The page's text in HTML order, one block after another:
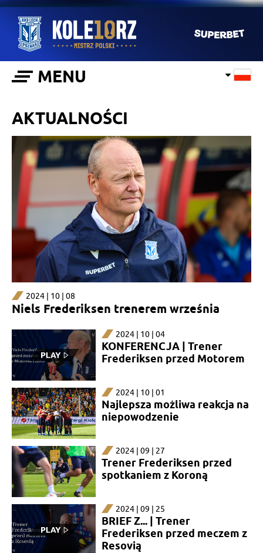
MENU
AKTUALNOŚCI
2024 | 10 | 08
Niels Frederiksen trenerem września
2024 | 10 | 04
KONFERENCJA | Trener
Frederiksen przed Motorem
2024 | 10 | 01
Najlepsza możliwa reakcja na
niepowodzenie
2024 | 09 | 27
Trener Frederiksen przed
spotkaniem z Koroną
2024 | 09 | 25
BRIEF Z... | Trener
Frederiksen przed meczem z
Resovią